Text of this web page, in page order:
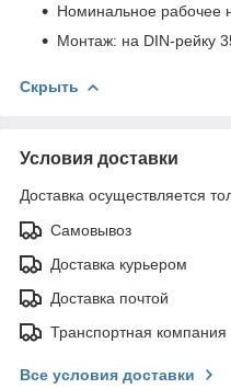
Номинальное рабочее
Монтаж: на DIN-рейку
Скрыть
Условия доставки
Доставка осуществляется
Самовывоз
Доставка курьером
Доставка почтой
Транспортная компания
Все условия доставки